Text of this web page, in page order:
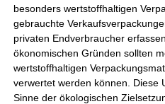
besonders wertstoffhaltigen
gebrauchte
privaten Endverbraucher
ökonomischen Gründen sollten
wertstoffhaltigen
verwertet werden können. Diese
Sinne der ökologischen